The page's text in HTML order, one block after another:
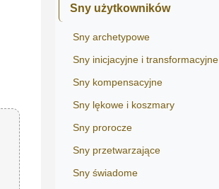
Sny użytkowników
Sny archetypowe
Sny inicjacyjne i transformacyjne
Sny kompensacyjne
Sny lękowe i koszmary
Sny prorocze
Sny przetwarzające
Sny świadome